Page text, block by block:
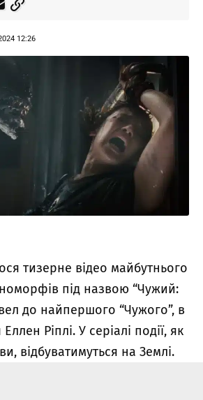
12:26
тизерне відео майбутнього
під назвою “Чужий:
до найпершого “Чужого”, в
Ріплі. У серіалі події, як
відбуватимуться на Землі.